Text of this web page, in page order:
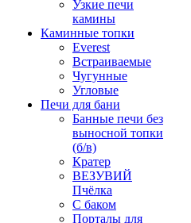
Узкие печи
камины
Каминные топки
Everest
Встраиваемые
Чугунные
Угловые
Печи для бани
Банные печи без
выносной топки
(б/в)
Кратер
ВЕЗУВИЙ
Пчёлка
С баком
Порталы для